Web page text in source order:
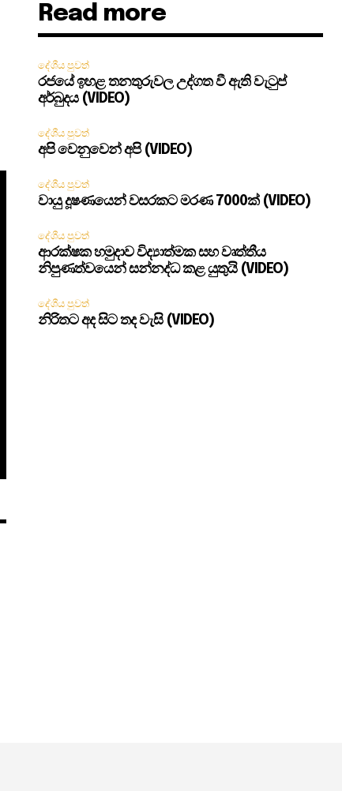
Read more
දේශීය පුවත්
රජයේ ඉහළ තනතුරුවල උද්ගත වී ඇති වැටුප්
අර්බුදය (VIDEO)
දේශීය පුවත්
අපි වෙනුවෙන් අපි (VIDEO)
දේශීය පුවත්
වායු දූෂණයෙන් වසරකට මරණ 7000ක් (VIDEO)
දේශීය පුවත්
ආරක්ෂක හමුදාව විද්‍යාත්මක සහ වෘත්තීය
නිපුණත්වයෙන් සන්නද්ධ කළ යුතුයි (VIDEO)
දේශීය පුවත්
නිරිතට අද සිට තද වැසි (VIDEO)